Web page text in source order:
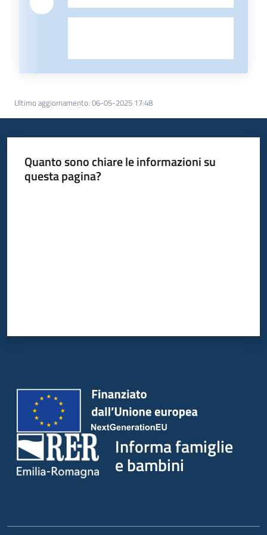
Ultimo aggiornamento: 06-05-2025 17:48
Quanto sono chiare le informazioni su
questa pagina?
Informa famiglie
e bambini